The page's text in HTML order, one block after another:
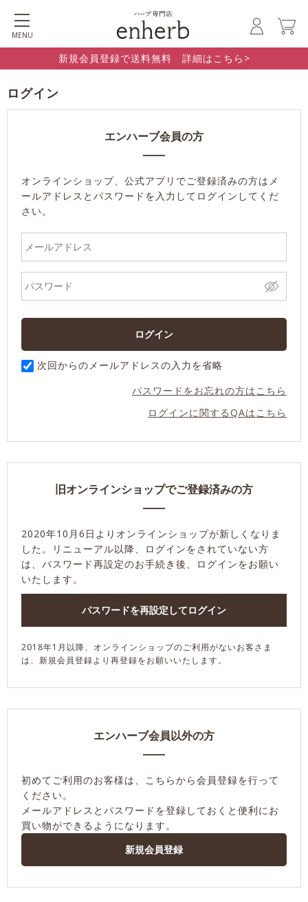
MENU
新規会員登録で送料無料 詳細はこちら>
ログイン
エンハーブ会員の方
オンラインショップ、公式アプリでご登録済みの方はメ
ールアドレスとパスワードを入力してログインしてくだ
さい。
次回からのメールアドレスの入力を省略
パスワードをお忘れの方はこちら
ログインに関するQAはこちら
エンハーブ会員以外の方
初めてご利用のお客様は、こちらから会員登録を行って
ください。
メールアドレスとパスワードを登録しておくと便利にお
買い物ができるようになります。
旧オンラインショップでご登録済みの方
2020年10月6日よりオンラインショップが新しくなりま
した。
リニューアル以降、ログインをされていない方
は、パスワード再設定のお手続き後、ログインをお願い
いたします。
2018年1月以降、オンラインショップのご利用がないお客さま
は、新規会員登録より再登録をお願いいたします。